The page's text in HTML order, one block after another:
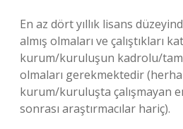
En az dört yıllık lisans
almış olmaları ve çalıştıkları
kurum/kuruluşun kadrolu/tam
olmaları gerekmektedir
kurum/kuruluşta çalışmayan
sonrası araştırmacılar hariç).